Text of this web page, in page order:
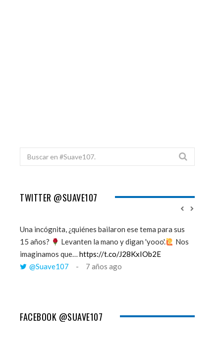
Search
for:
TWITTER @SUAVE107
Una incógnita, ¿quiénes bailaron ese tema para sus
15 años?
Levanten la mano y digan 'yooo'.
Nos
imaginamos que… https://t.co/J28KxIOb2E
@Suave107
7 años ago
FACEBOOK @SUAVE107